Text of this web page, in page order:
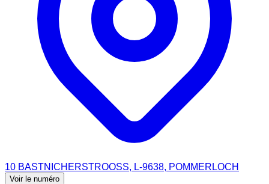
10 BASTNICHERSTROOSS, L-9638, POMMERLOCH
Voir le numéro